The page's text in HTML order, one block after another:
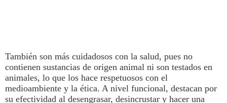
También son más cuidadosos con la salud, pues no
contienen sustancias de origen animal ni son testados en
animales, lo que los hace respetuosos con el
medioambiente y la ética. A nivel funcional, destacan por
su efectividad al desengrasar, desincrustar y hacer una